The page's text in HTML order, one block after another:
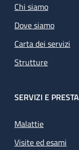
Chi siamo
Dove siamo
Carta dei servizi
Strutture
SERVIZI E
Malattie
Visite ed esami